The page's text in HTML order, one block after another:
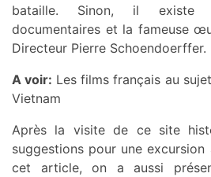
bataille. Sinon, il existe
documentaires et la fameuse
Directeur Pierre Schoendoerffer.
A voir: Les films français au
Vietnam
Après la visite de ce site
suggestions pour une excursion
cet article, on a aussi